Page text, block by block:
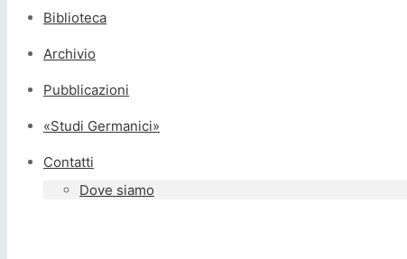
Biblioteca
Archivio
Pubblicazioni
«Studi Germanici»
Contatti
Dove siamo